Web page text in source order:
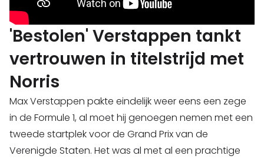
'Bestolen' Verstappen tankt
vertrouwen in titelstrijd met
Norris
Max Verstappen pakte eindelijk weer eens een zege
in de Formule 1, al moet hij genoegen nemen met een
tweede startplek voor de Grand Prix van de
Verenigde Staten. Het was al met al een prachtige